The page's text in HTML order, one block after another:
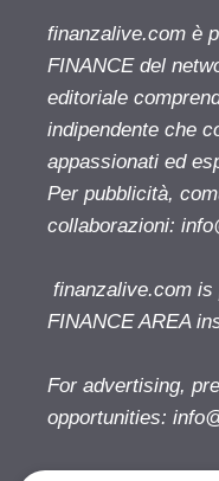
finanzalive.com è
FINANCE del
editoriale
indipendente che
appassionati ed
Per pubblicità,
collaborazioni:
finanzalive.com is
FINANCE AREA
For advertising,
opportunities: